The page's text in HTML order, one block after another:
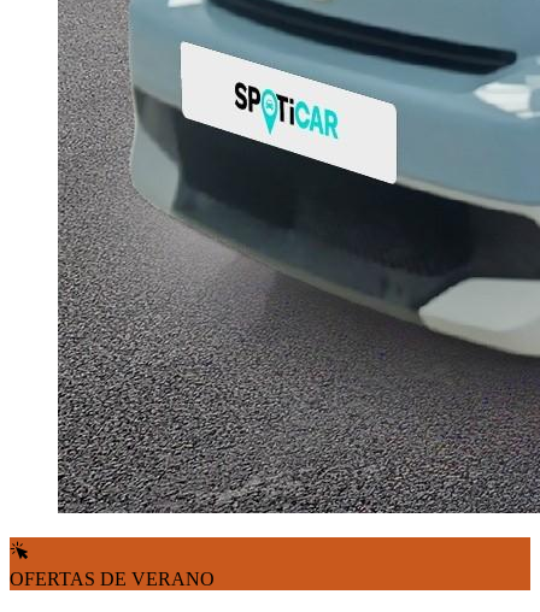
OFERTAS DE VERANO